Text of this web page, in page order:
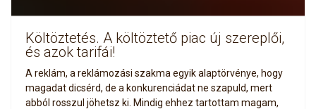
Költöztetés. A költöztető piac új szereplői,
és azok tarifái!
A reklám, a reklámozási szakma egyik alaptörvénye, hogy
magadat dicsérd, de a konkurenciádat ne szapuld, mert
abból rosszul jöhetsz ki. Mindig ehhez tartottam magam,